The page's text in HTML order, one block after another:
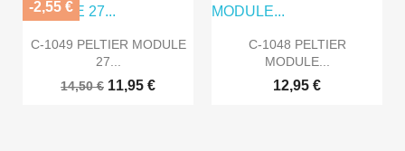
 Aperçu rapide
C-1049 PELTIER MODULE
27...
14,50 € 11,95 €
-2,55 €
 Aperçu rapide
C-1048 PELTIER
MODULE...
12,95 €